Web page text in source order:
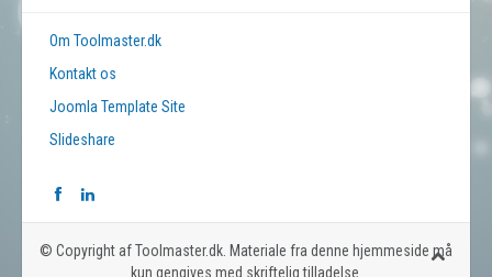
Om Toolmaster.dk
Kontakt os
Joomla Template Site
Slideshare
© Copyright af Toolmaster.dk. Materiale fra denne hjemmeside må
kun gengives med skriftelig tilladelse.